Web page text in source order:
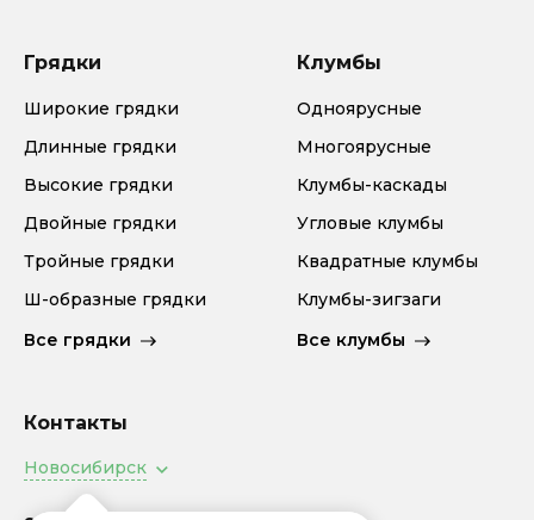
Грядки
Широкие грядки
Длинные грядки
Высокие грядки
Двойные грядки
Тройные грядки
Ш-образные грядки
Все грядки
Клумбы
Одноярусные
Многоярусные
Клумбы-каскады
Угловые клумбы
Квадратные клумбы
Клумбы-зигзаги
Все клумбы
Контакты
Новосибирск